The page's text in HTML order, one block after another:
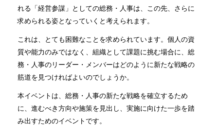
れる「経営参謀」としての総務・人事は、この先、さらに
求められる姿となっていくと考えられます。
これは、とても困難なことを求められています。個人の資
質や能力のみではなく、組織として課題に挑む場合に、総
務・人事のリーダー・メンバーはどのように新たな戦略の
筋道を見つければよいのでしょうか。
本イベントは、総務・人事の新たな戦略を確立するため
に、進むべき方向や施策を見出し、実施に向けた一歩を踏
み出すためのイベントです。